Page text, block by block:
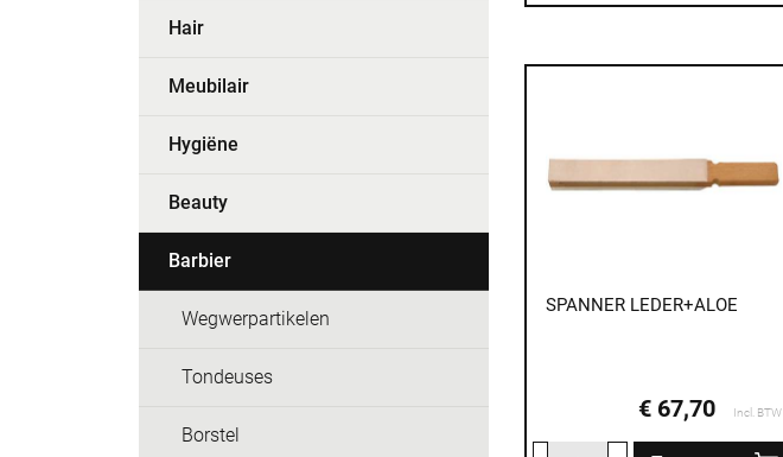
Hair
Meubilair
Hygiëne
Beauty
Barbier
Wegwerpartikelen
Tondeuses
Borstel
SPANNER LEDER+ALOE
€ 67,70 Incl. BTW